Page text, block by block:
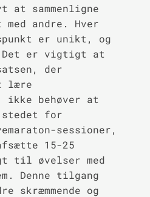
at sammenligne
andre. Hver
er unikt, og
er vigtigt at
der
lære
behøver at
for
sessioner,
15-25
til øvelser med
Denne tilgang
skræmmende og